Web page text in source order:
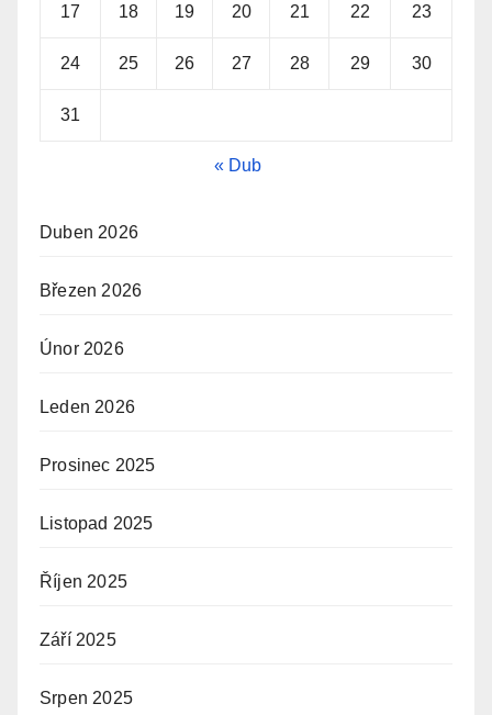
17 18 19 20 21 22 23
24 25 26 27 28 29 30
31
« Dub
Duben 2026
Březen 2026
Únor 2026
Leden 2026
Prosinec 2025
Listopad 2025
Říjen 2025
Září 2025
Srpen 2025